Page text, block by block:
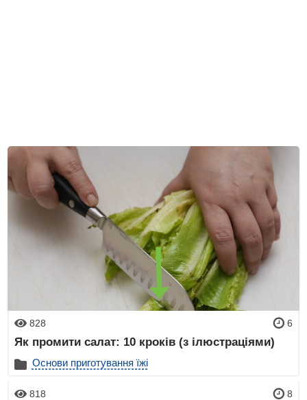
828 6
Як промити салат: 10 кроків (з ілюстраціями)
Основи приготування їжі
818 8